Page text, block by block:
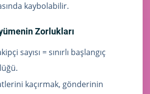
kaybolabilir.
Zorlukları
sayısı = sınırlı başlangıç
kaçırmak, gönderinin